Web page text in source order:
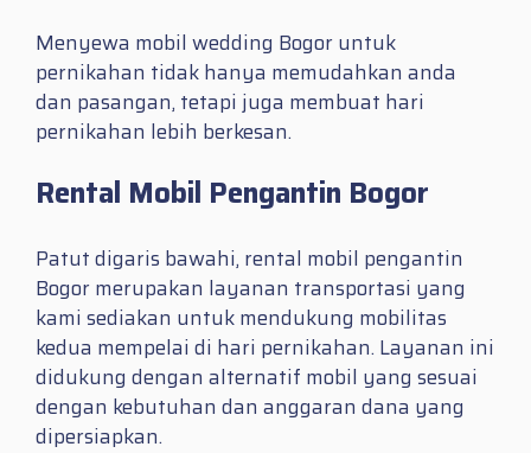
Menyewa mobil wedding Bogor untuk
pernikahan tidak hanya memudahkan anda
dan pasangan, tetapi juga membuat hari
pernikahan lebih berkesan.
Rental Mobil Pengantin Bogor
Patut digaris bawahi, rental mobil pengantin
Bogor merupakan layanan transportasi yang
kami sediakan untuk mendukung mobilitas
kedua mempelai di hari pernikahan. Layanan ini
didukung dengan alternatif mobil yang sesuai
dengan kebutuhan dan anggaran dana yang
dipersiapkan.